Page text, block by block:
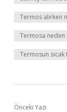
Termos alırken
Termosa neden
Termosun sicak
Önceki Yazı